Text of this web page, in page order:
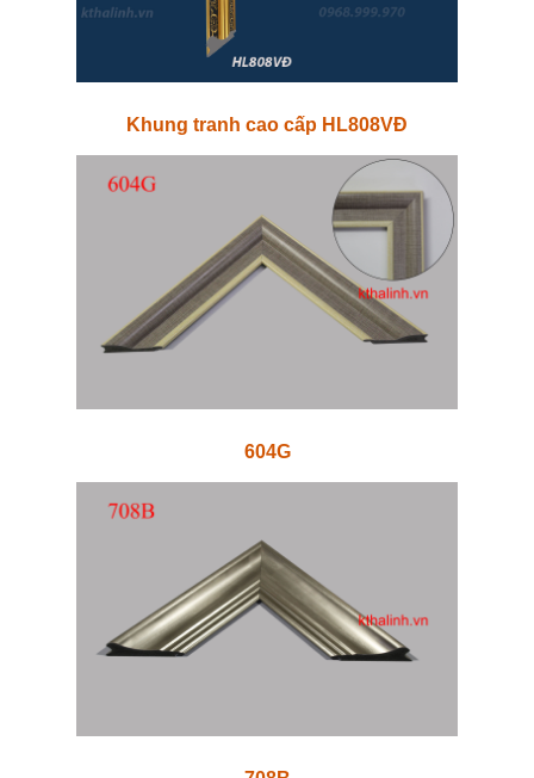
Khung tranh cao cấp HL808VĐ
604G